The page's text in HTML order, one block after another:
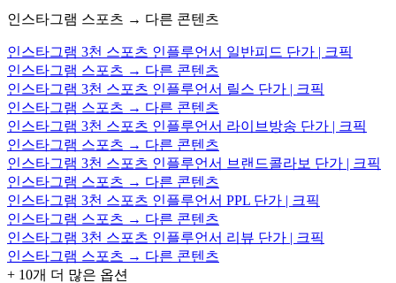
인스타그램 스포츠 → 다른 콘텐츠
인스타그램 3천 스포츠 인플루언서 일반피드 단가 | 크픽
인스타그램 스포츠 → 다른 콘텐츠
인스타그램 3천 스포츠 인플루언서 릴스 단가 | 크픽
인스타그램 스포츠 → 다른 콘텐츠
인스타그램 3천 스포츠 인플루언서 라이브방송 단가 | 크픽
인스타그램 스포츠 → 다른 콘텐츠
인스타그램 3천 스포츠 인플루언서 브랜드콜라보 단가 | 크픽
인스타그램 스포츠 → 다른 콘텐츠
인스타그램 3천 스포츠 인플루언서 PPL 단가 | 크픽
인스타그램 스포츠 → 다른 콘텐츠
인스타그램 3천 스포츠 인플루언서 리뷰 단가 | 크픽
인스타그램 스포츠 → 다른 콘텐츠
+ 10개 더 많은 옵션